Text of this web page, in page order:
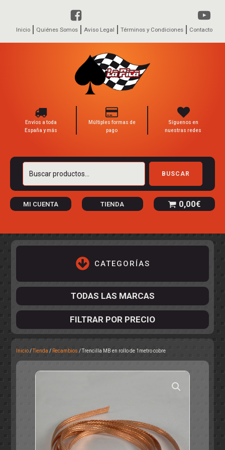
Inicio Quiénes Somos Aviso Legal Términos y Condiciones Contacto
Envíos a toda
España y más
Múltiples formas de
pago
Síguenos en
nuestras redes
Buscar
BUSCAR
MI CUENTA TIENDA 0,00€
CATEGORÍAS
RALLY
TODAS LAS MARCAS
FILTRAR POR PRECIO
Inicio/Tienda / Recambios / Trencilla MB en rollo de 1metro cobre